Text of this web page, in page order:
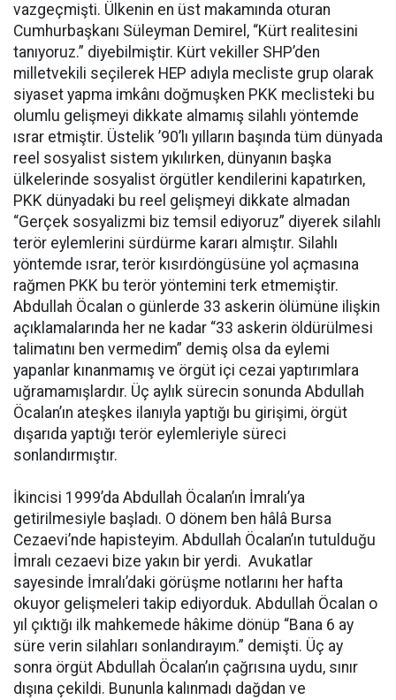
vazgeçmişti. Ülkenin en üst makamında oturan
Cumhurbaşkanı Süleyman Demirel, “Kürt realitesini
tanıyoruz.” diyebilmiştir. Kürt vekiller SHP’den
milletvekili seçilerek HEP adıyla mecliste grup olarak
siyaset yapma imkânı doğmuşken PKK meclisteki bu
olumlu gelişmeyi dikkate almamış silahlı yöntemde
ısrar etmiştir. Üstelik ’90’lı yılların başında tüm dünyada
reel sosyalist sistem yıkılırken, dünyanın başka
ülkelerinde sosyalist örgütler kendilerini kapatırken,
PKK dünyadaki bu reel gelişmeyi dikkate almadan
“Gerçek sosyalizmi biz temsil ediyoruz” diyerek silahlı
terör eylemlerini sürdürme kararı almıştır. Silahlı
yöntemde ısrar, terör kısırdöngüsüne yol açmasına
rağmen PKK bu terör yöntemini terk etmemiştir.
Abdullah Öcalan o günlerde 33 askerin ölümüne ilişkin
açıklamalarında her ne kadar “33 askerin öldürülmesi
talimatını ben vermedim” demiş olsa da eylemi
yapanlar kınanmamış ve örgüt içi cezai yaptırımlara
uğramamışlardır. Üç aylık sürecin sonunda Abdullah
Öcalan’ın ateşkes ilanıyla yaptığı bu girişimi, örgüt
dışarıda yaptığı terör eylemleriyle süreci
sonlandırmıştır.
İkincisi 1999’da Abdullah Öcalan’ın İmralı’ya
getirilmesiyle başladı. O dönem ben hâlâ Bursa
Cezaevi’nde hapisteyim. Abdullah Öcalan’ın tutulduğu
İmralı cezaevi bize yakın bir yerdi. Avukatlar
sayesinde İmralı’daki görüşme notlarını her hafta
okuyor gelişmeleri takip ediyorduk. Abdullah Öcalan o
yıl çıktığı ilk mahkemede hâkime dönüp “Bana 6 ay
süre verin silahları sonlandırayım.” demişti. Üç ay
sonra örgüt Abdullah Öcalan’ın çağrısına uydu, sınır
dışına çekildi. Bununla kalınmadı dağdan ve